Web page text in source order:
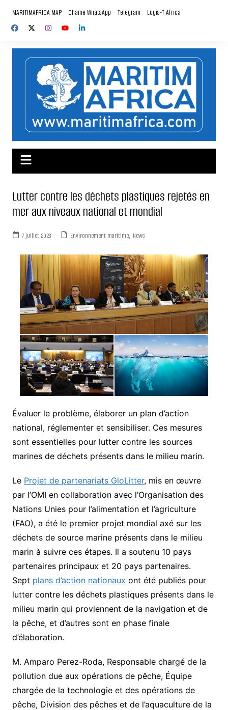
contenu
MARITIMAFRICA MAP Chaîne WhatsApp Telegram Logis-T Africa
Lutter contre les déchets plastiques rejetés en
mer aux niveaux national et mondial
7 juillet 2023 Environnement maritime, News
Évaluer le problème, élaborer un plan d’action
national, réglementer et sensibiliser. Ces mesures
sont essentielles pour lutter contre les sources
marines de déchets présents dans le milieu marin.
Le Projet de partenariats GloLitter, mis en œuvre
par l’OMI en collaboration avec l’Organisation des
Nations Unies pour l’alimentation et l’agriculture
(FAO), a été le premier projet mondial axé sur les
déchets de source marine présents dans le milieu
marin à suivre ces étapes. Il a soutenu 10 pays
partenaires principaux et 20 pays partenaires.
Sept plans d’action nationaux ont été publiés pour
lutter contre les déchets plastiques présents dans le
milieu marin qui proviennent de la navigation et de
la pêche, et d’autres sont en phase finale
d’élaboration.
M. Amparo Perez-Roda, Responsable chargé de la
pollution due aux opérations de pêche, Équipe
chargée de la technologie et des opérations de
pêche, Division des pêches et de l’aquaculture de la